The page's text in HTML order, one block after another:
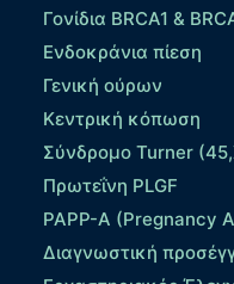
Γονίδια BRCA1 &
Ενδοκράνια πίεση
Γενική ούρων
Κεντρική κόπωση
Σύνδρομο Turner
Πρωτεΐνη PLGF
PAPP-A (Pregnancy
Διαγνωστική